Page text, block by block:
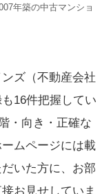
年築の中古マンショ
ズ（不動産会社
16件把握してい
・向き・正確な
ムページには載
いた方に、お部
お見せしていま